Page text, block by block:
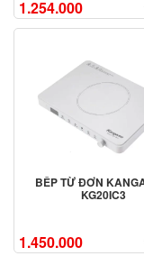
1.254.000
BẾP TỪ ĐƠN
KG20IC3
1.450.000